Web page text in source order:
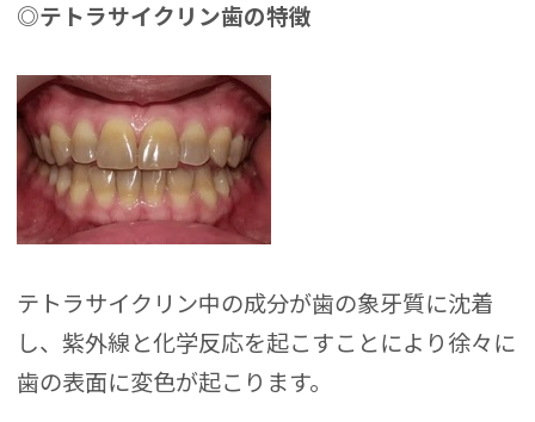
◎テトラサイクリン歯の特徴
テトラサイクリン中の成分が歯の象牙質に沈着
し、紫外線と化学反応を起こすことにより徐々に
歯の表面に変色が起こります。